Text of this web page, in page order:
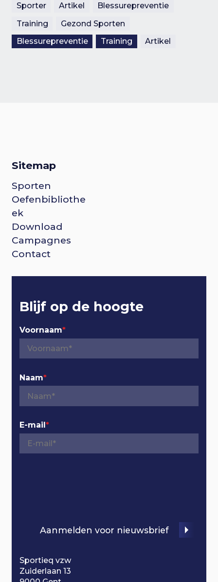
Sporter Artikel
Blessurepreventie
Training
Gezond Sporten
Blessurepreventie
Training Artikel
Sitemap
F
o
o
t
n
a
v
g
Sporten
Oefenbibliothe
ek
Download
Campagnes
Contact
Blijf op de hoogte
Voornaam*
Naam*
E-mail*
Aanmelden voor nieuwsbrief
Sportieq vzw
Zuiderlaan 13